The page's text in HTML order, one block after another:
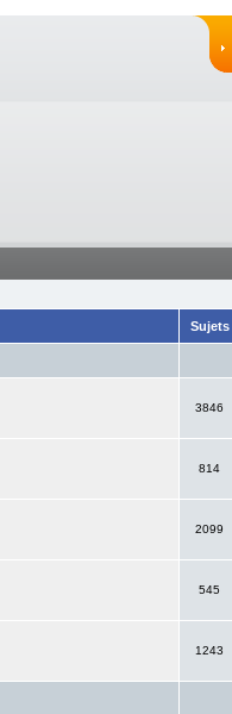
Sujets
3846
814
2099
545
1243